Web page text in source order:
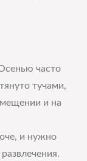
часто
тучами,
и на
и нужно